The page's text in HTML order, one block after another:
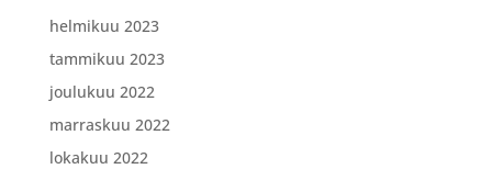
helmikuu 2023
tammikuu 2023
joulukuu 2022
marraskuu 2022
lokakuu 2022